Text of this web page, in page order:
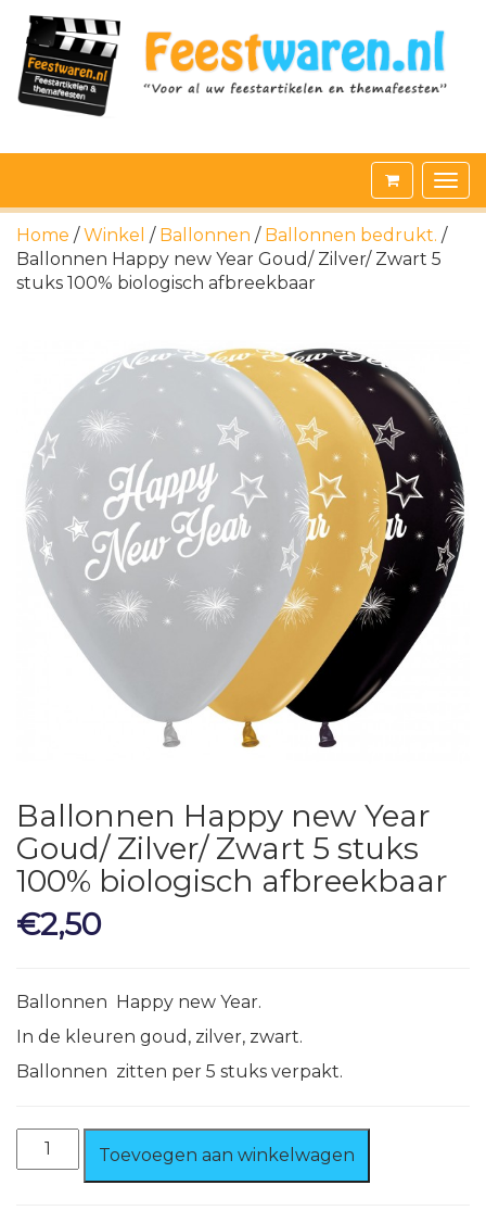
Home /Winkel / Ballonnen / Ballonnen bedrukt. /
Ballonnen Happy new Year Goud/ Zilver/ Zwart 5
stuks 100% biologisch afbreekbaar
Ballonnen Happy new Year
Goud/ Zilver/ Zwart 5 stuks
100% biologisch afbreekbaar
€2,50
Ballonnen Happy new Year.
In de kleuren goud, zilver, zwart.
Ballonnen zitten per 5 stuks verpakt.
Ballonnen
Toevoegen aan winkelwagen